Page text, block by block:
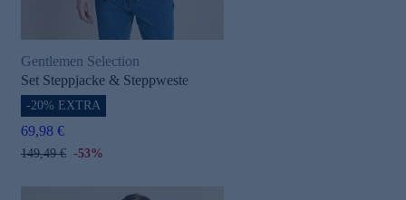
Gentlemen Selection
Set Steppjacke & Steppweste
-20% EXTRA
69,98 €
149,49 € -53%